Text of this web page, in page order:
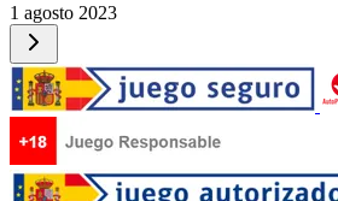
1 agosto 2023